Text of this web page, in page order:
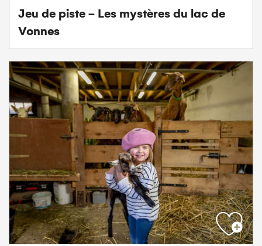
Jeu de piste - Les mystères du lac de
Vonnes